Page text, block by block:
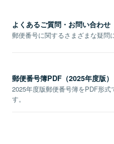
よくあるご質問・お問い合わせ
郵便番号に関するさまざまな疑問
郵便番号簿PDF（2025年度版）
2025年度版郵便番号簿をPDF形式
す。